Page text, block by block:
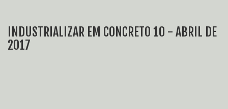
INDUSTRIALIZAR EM CONCRETO 10 - ABRIL DE
2017